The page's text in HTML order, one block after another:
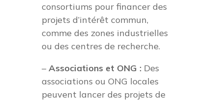
consortiums pour financer des
projets d’intérêt commun,
comme des zones industrielles
ou des centres de recherche.
– Associations et ONG :Des
associations ou ONG locales
peuvent lancer des projets de